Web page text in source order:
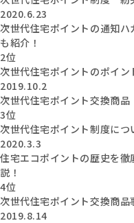
2020.6.23
次世代住宅ポイントの通知
も紹介！
2位
次世代住宅ポイントのポイン
2019.10.2
次世代住宅ポイント交換商品
3位
次世代住宅ポイント制度につ
2020.3.3
住宅エコポイントの歴史を
説！
4位
次世代住宅ポイント交換商品
2019.8.14